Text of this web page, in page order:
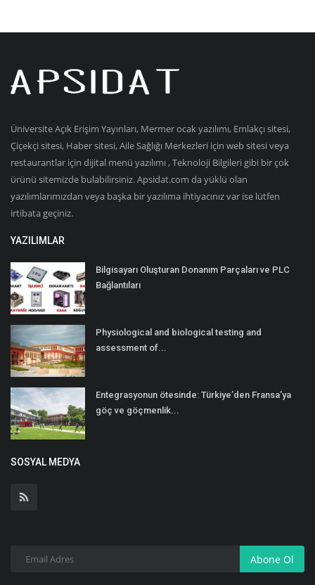
Üniversite Açık Erişim Yayınları, Mermer ocak yazılımı, Emlakçı sitesi,
Çiçekçi sitesi, Haber sitesi, Aile Sağlığı Merkezleri için web sitesi veya
restaurantlar için dijital menü yazılımı , Teknoloji Bilgileri gibi bir çok
ürünü sitemizde bulabilirsiniz. Apsidat.com da yüklü olan
yazılımlarımızdan veya başka bir yazılıma ihtiyacınız var ise lütfen
irtibata geçiniz.
YAZILIMLAR
Bilgisayarı Oluşturan Donanım Parçaları ve PLC
Bağlantıları
Physiological and biological testing and
assessment of...
Entegrasyonun ötesinde: Türkiye’den Fransa’ya
göç ve göçmenlik...
SOSYAL MEDYA
Abone Ol